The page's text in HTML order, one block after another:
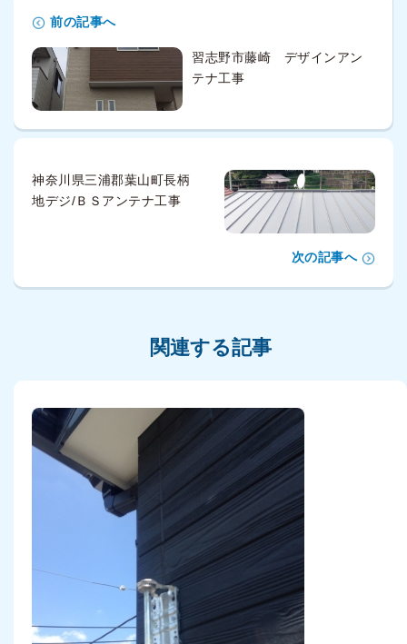
前の記事へ
習志野市藤崎 デザインアン
テナ工事
神奈川県三浦郡葉山町長柄
地デジ/ＢＳアンテナ工事
次の記事へ
関連する記事